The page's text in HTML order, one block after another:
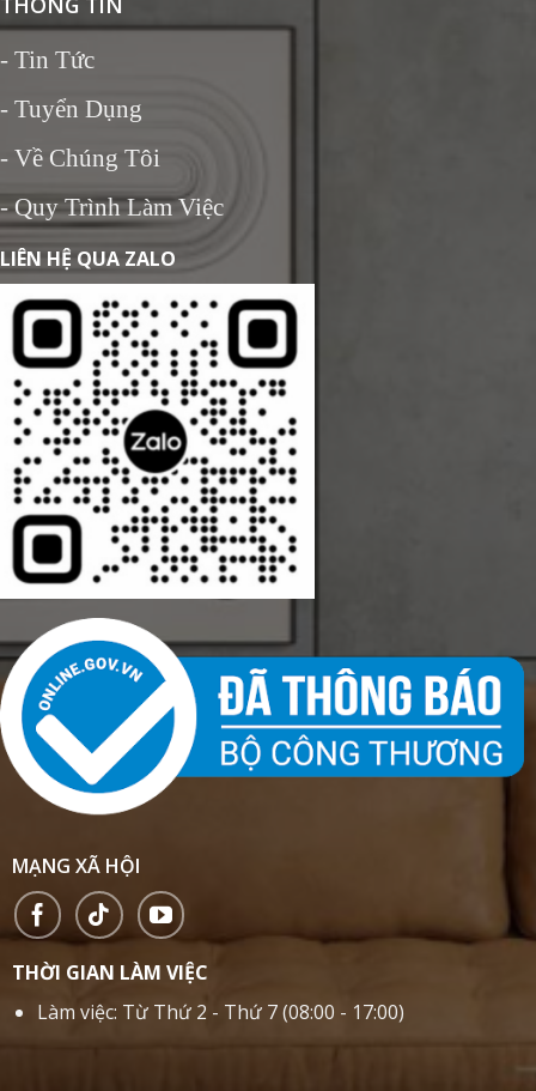
- Tin Tức
- Tuyển Dụng
- Về Chúng Tôi
- Quy Trình Làm Việc
LIÊN HỆ QUA ZALO
MẠNG XÃ HỘI
THỜI GIAN LÀM VIỆC
Làm việc: Từ Thứ 2 - Thứ 7 (08:00 - 17:00)